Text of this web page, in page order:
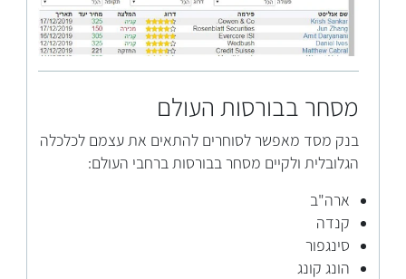
מסחר בבורסות העולם
בנק מסד מאפשר לסוחרים להתאים את עצמם לכלכלה
הגלובלית ולקיים מסחר בבורסות ברחבי העולם:
ארה"ב
קנדה
סינגפור
הונג קונג